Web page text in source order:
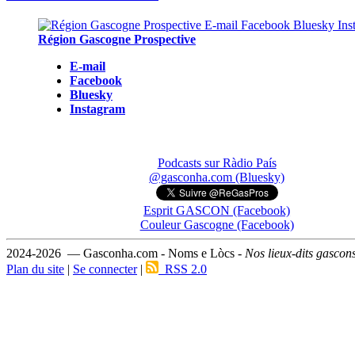
Région Gascogne Prospective
E-mail
Facebook
Bluesky
Instagram
Podcasts sur Ràdio País
@gasconha.com (Bluesky)
Esprit GASCON (Facebook)
Couleur Gascogne (Facebook)
2024-2026 — Gasconha.com - Noms e Lòcs - Nos lieux-dits
Plan du site | Se connecter| RSS 2.0